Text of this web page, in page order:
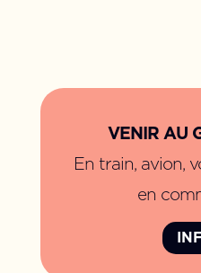
VENIR AU
En train, avion,
en